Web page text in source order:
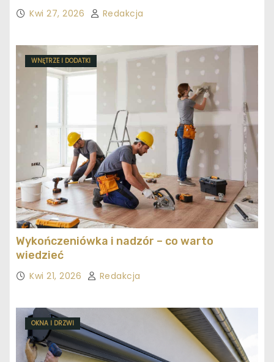
Kwi 27, 2026 Redakcja
WNĘTRZE I DODATKI
Wykończeniówka i nadzór – co warto
wiedzieć
Kwi 21, 2026 Redakcja
OKNA I DRZWI